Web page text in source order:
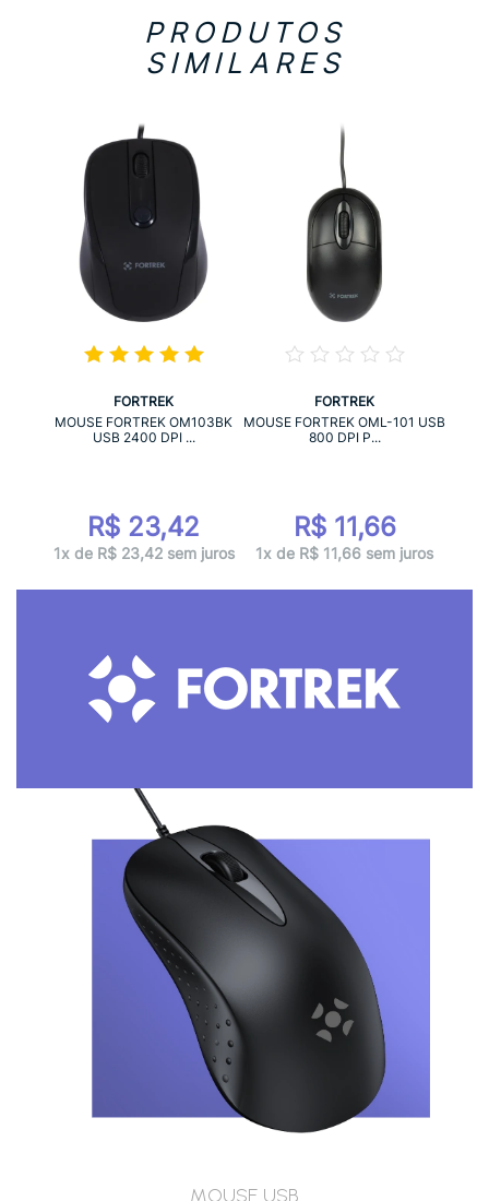
PRODUTOS
SIMILARES
FORTREK
MOUSE FORTREK OM103BK
USB 2400 DPI ...
R$ 23,42
1x de R$ 23,42 sem juros
FORTREK
MOUSE FORTREK OML-101 USB
800 DPI P...
R$ 11,66
1x de R$ 11,66 sem juros